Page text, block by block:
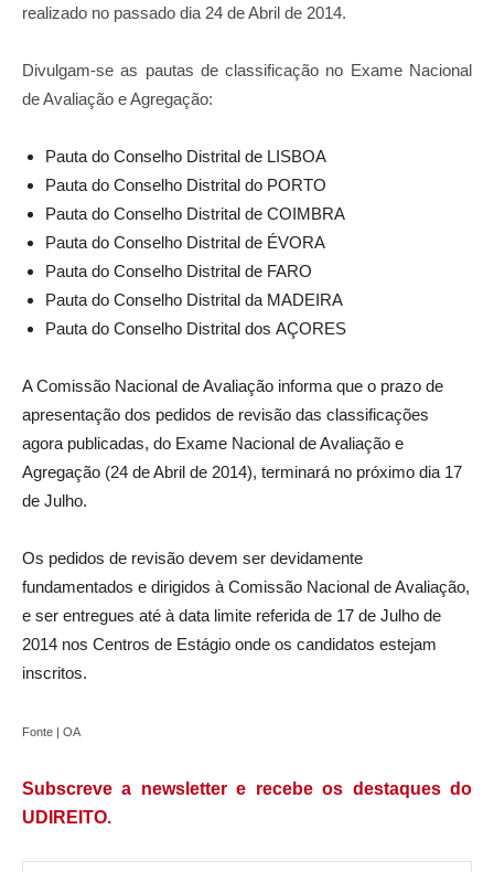
realizado no passado dia 24 de Abril de 2014.
Divulgam-se as pautas de classificação no Exame Nacional
de Avaliação e Agregação:
Pauta do Conselho Distrital de LISBOA
Pauta do Conselho Distrital do PORTO
Pauta do Conselho Distrital de COIMBRA
Pauta do Conselho Distrital de ÉVORA
Pauta do Conselho Distrital de FARO
Pauta do Conselho Distrital da MADEIRA
Pauta do Conselho Distrital dos AÇORES
A Comissão Nacional de Avaliação informa que o prazo de
apresentação dos pedidos de revisão das classificações
agora publicadas, do Exame Nacional de Avaliação e
Agregação (24 de Abril de 2014), terminará no próximo dia 17
de Julho.
Os pedidos de revisão devem ser devidamente
fundamentados e dirigidos à Comissão Nacional de Avaliação,
e ser entregues até à data limite referida de 17 de Julho de
2014 nos Centros de Estágio onde os candidatos estejam
inscritos.
Fonte | OA
Subscreve a newsletter e recebe os destaques do
UDIREITO.